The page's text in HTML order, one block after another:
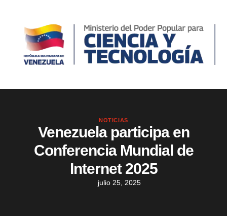
NOTICIAS
Venezuela participa en
Conferencia Mundial de
Internet 2025
julio 25, 2025